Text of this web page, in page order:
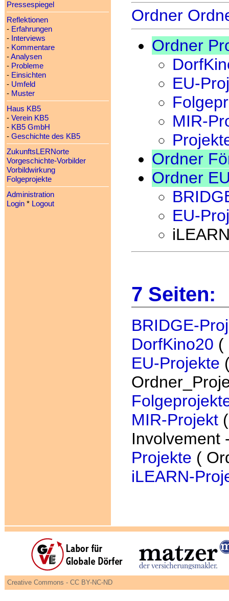
Pressespiegel
Reflektionen
- Erfahrungen
- Interviews
- Kommentare
-Analysen
- Probleme
- Einsichten
- Umfeld
- Muster
Haus KB5
- Verein KB5
- KB5 GmbH
- Geschichte des KB5
ZukunftsLERNorte
Vorgeschichte-Vorbilder
Vorbildwirkung
Folgeprojekte
Administration
Login* Logout
Ordner
Ordner
EU-
MIR-
Ordner
Ordner
EU-
7 Seiten:
BRIDGE-
DorfKino20 (
EU-Projekte
MIR-Projekt(
Involvement
Projekte (
iLEARN-
Creative Commons - CC BY-NC-ND